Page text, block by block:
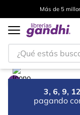
Más de 5
¿Qué estás
3, 6, 9,
pagando